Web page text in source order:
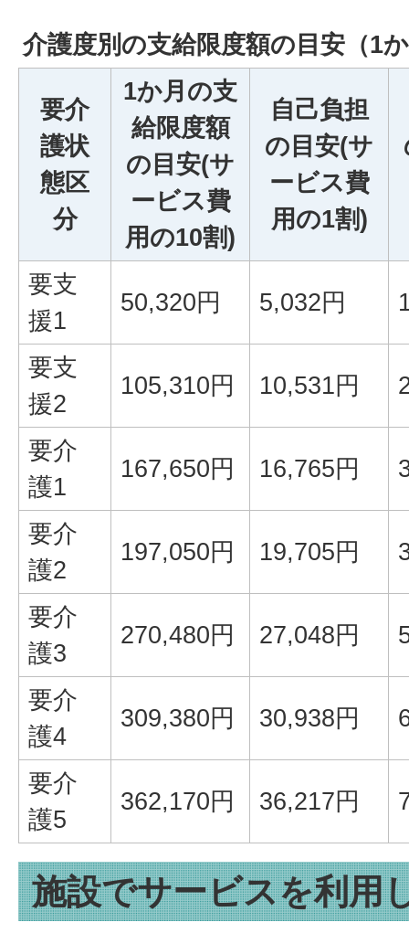
介護度別の支給限度額の目安（1
要介
護状
態区
分
1か月の支
給限度額
の目安(サ
ービス費
用の10割)
自己負担
の目安(サ
ービス費
用の1割)
要支
援1
50,320円 5,032円
要支
援2
105,310円 10,531円
要介
護1
167,650円 16,765円
要介
護2
197,050円 19,705円
要介
護3
270,480円 27,048円
要介
護4
309,380円 30,938円
要介
護5
362,170円 36,217円
施設でサービスを利用